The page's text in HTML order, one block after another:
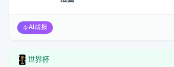
AI战报
世界杯